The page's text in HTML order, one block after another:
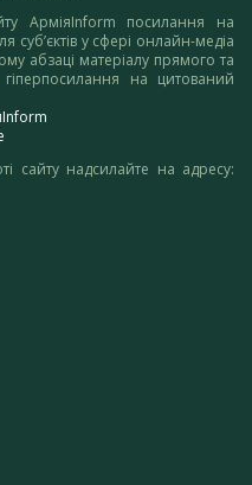
АрміяInform посилання на
суб’єктів у сфері онлайн-медіа
абзаці матеріалу прямого та
на цитований
сайту надсилайте на адресу: